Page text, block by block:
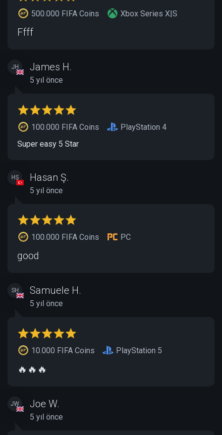
500.000 FIFA Coins Xbox Series X|S
Ffff
JH James H.
5 yıl önce
100.000 FIFA Coins
PlayStation 4
Super easy 5 Star
HŞ Hasan Ş.
5 yıl önce
100.000 FIFA Coins PC
good
SH Samuele H.
5 yıl önce
10.000 FIFA Coins PlayStation 5
🔥🔥🔥
JW Joe W.
5 yıl önce